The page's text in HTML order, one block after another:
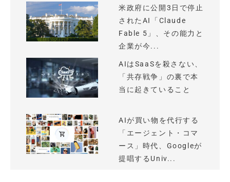
米政府に公開3日で停止
されたAI「Claude
Fable 5」、その能力と
企業が今...
AIはSaaSを殺さない、
「共存戦争」の裏で本
当に起きていること
AIが買い物を代行する
「エージェント・コマ
ース」時代、Googleが
提唱するUniv...